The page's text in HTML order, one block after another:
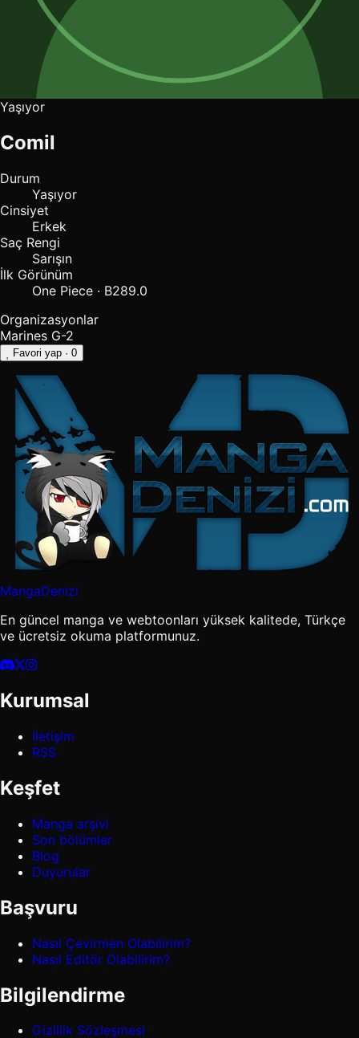
Yaşıyor
Comil
Durum
Yaşıyor
Cinsiyet
Erkek
Saç Rengi
Sarışın
İlk Görünüm
One Piece · B289.0
Organizasyonlar
Marines G-2
Favori yap · 0
MangaDenizi
En güncel manga ve webtoonları yüksek kalitede, Türkçe
ve ücretsiz okuma platformunuz.
Kurumsal
İletişim
RSS
Keşfet
Manga arşivi
Son bölümler
Blog
Duyurular
Başvuru
Nasıl Çevirmen Olabilirim?
Nasıl Editör Olabilirim?
Bilgilendirme
Gizlilik Sözleşmesi